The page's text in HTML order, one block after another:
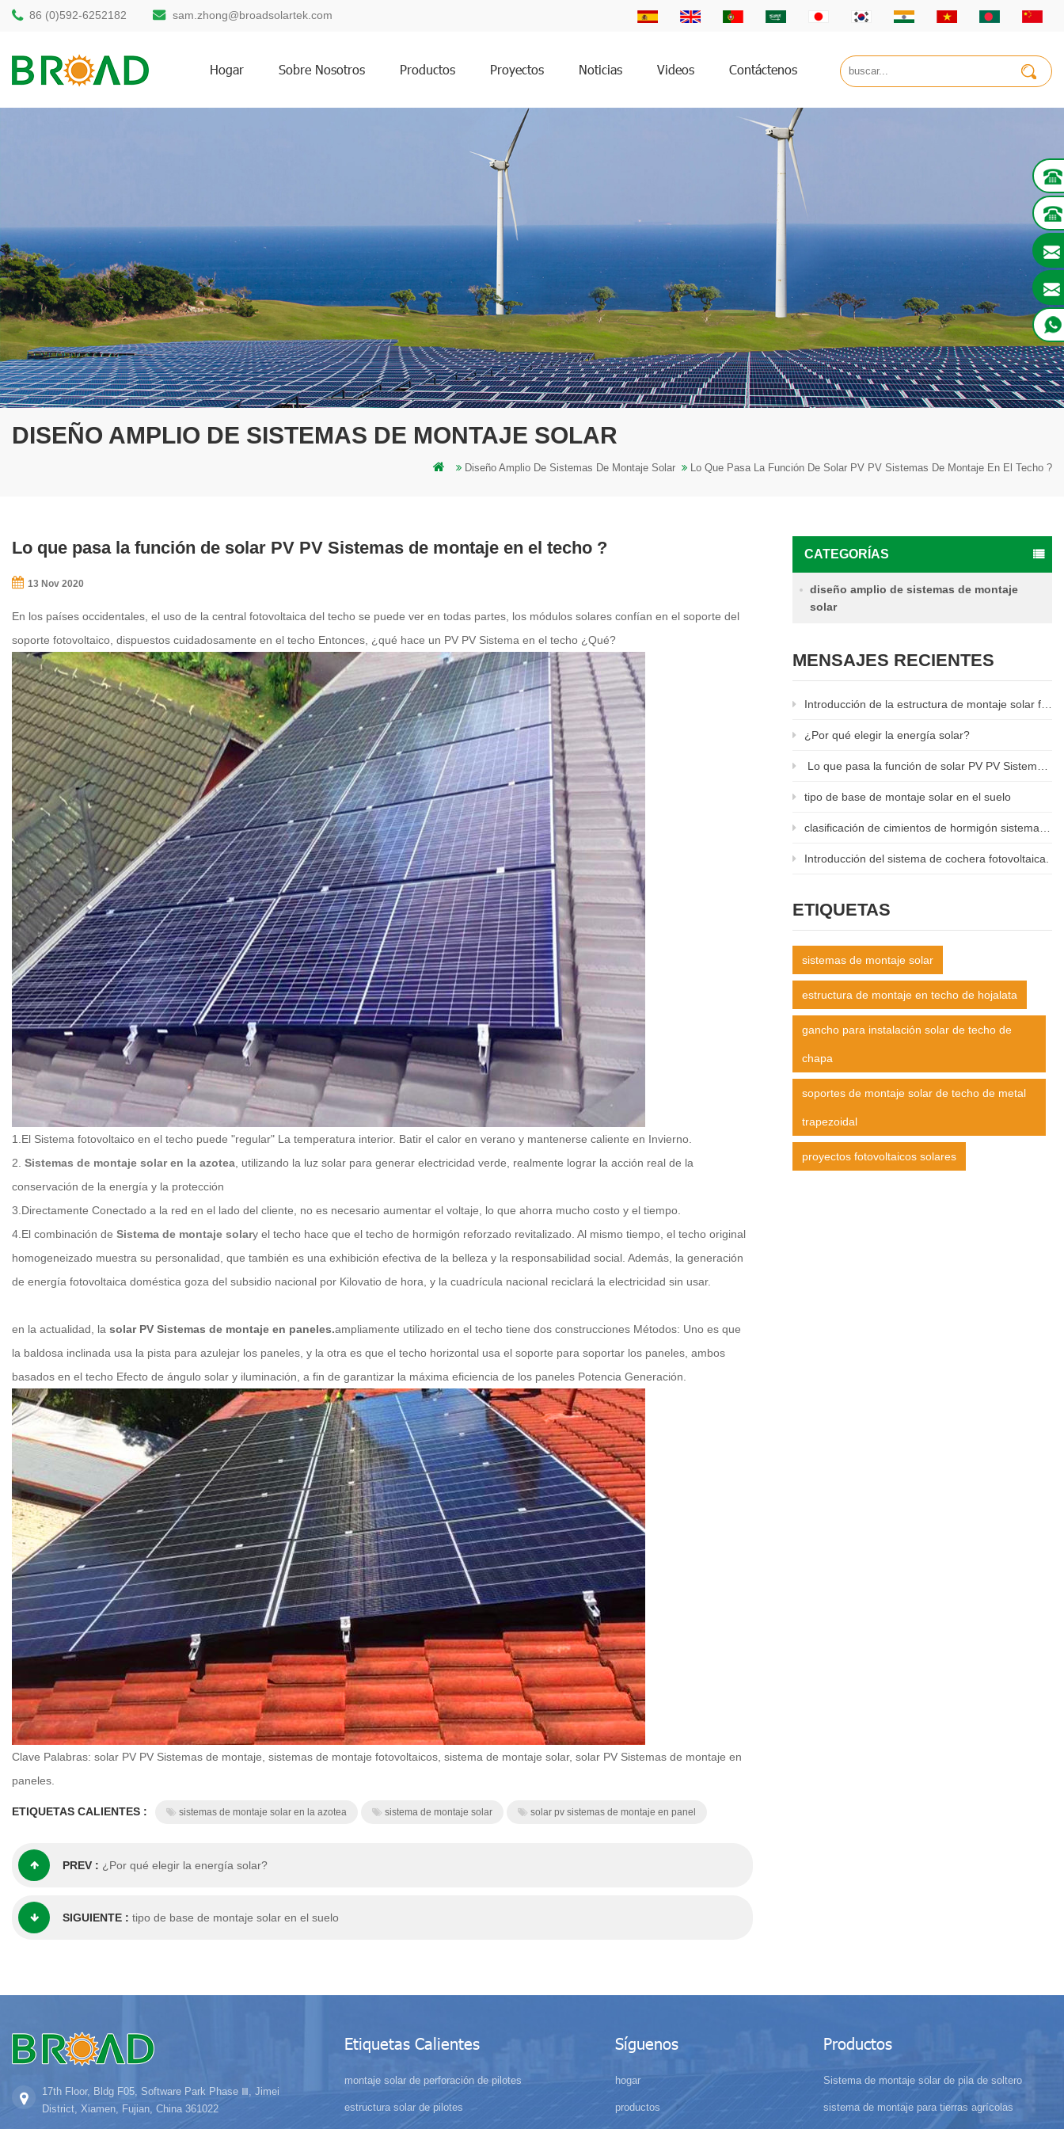
86 (0)592-6252182 sam.zhong@broadsolartek.com
Hogar Sobre Nosotros Productos Proyectos Noticias Videos Contáctenos
DISEÑO AMPLIO DE SISTEMAS DE MONTAJE SOLAR
Diseño Amplio De Sistemas De Montaje Solar Lo Que Pasa La Función De Solar PV PV Sistemas De Montaje En El Techo ?
Lo que pasa la función de solar PV PV Sistemas de montaje en el techo ?
13 Nov 2020
En los países occidentales, el uso de la central fotovoltaica del techo se puede ver en todas partes, los módulos solares confían en el soporte del
soporte fotovoltaico, dispuestos cuidadosamente en el techo Entonces, ¿qué hace un PV PV Sistema en el techo ¿Qué?
1.El Sistema fotovoltaico en el techo puede "regular" La temperatura interior. Batir el calor en verano y mantenerse caliente en Invierno.
2. Sistemas de montaje solar en la azotea, utilizando la luz solar para generar electricidad verde, realmente lograr la acción real de la
conservación de la energía y la protección
3.Directamente Conectado a la red en el lado del cliente, no es necesario aumentar el voltaje, lo que ahorra mucho costo y el tiempo.
4.El combinación de Sistema de montaje solary el techo hace que el techo de hormigón reforzado revitalizado. Al mismo tiempo, el techo original
homogeneizado muestra su personalidad, que también es una exhibición efectiva de la belleza y la responsabilidad social. Además, la generación
de energía fotovoltaica doméstica goza del subsidio nacional por Kilovatio de hora, y la cuadrícula nacional reciclará la electricidad sin usar.
en la actualidad, la solar PV Sistemas de montaje en paneles.ampliamente utilizado en el techo tiene dos construcciones Métodos: Uno es que
la baldosa inclinada usa la pista para azulejar los paneles, y la otra es que el techo horizontal usa el soporte para soportar los paneles, ambos
basados ​​en el techo Efecto de ángulo solar y iluminación, a fin de garantizar la máxima eficiencia de los paneles Potencia Generación.
Clave Palabras: solar PV PV Sistemas de montaje, sistemas de montaje fotovoltaicos, sistema de montaje solar, solar PV Sistemas de montaje en
paneles.
ETIQUETAS CALIENTES : sistemas de montaje solar en la azotea sistema de montaje solar solar pv sistemas de montaje en panel
PREV : ¿Por qué elegir la energía solar?
SIGUIENTE : tipo de base de montaje solar en el suelo
CATEGORÍAS
diseño amplio de sistemas de montaje
solar
MENSAJES RECIENTES
Introducción de la estructura de montaje solar fija.
¿Por qué elegir la energía solar?
Lo que pasa la función de solar PV PV Sistemas de montaje en el techo ?
tipo de base de montaje solar en el suelo
clasificación de cimientos de hormigón sistemas fotovoltaicos montados en el suelo
Introducción del sistema de cochera fotovoltaica.
ETIQUETAS
sistemas de montaje solar
estructura de montaje en techo de hojalata
gancho para instalación solar de techo de
chapa
soportes de montaje solar de techo de metal
trapezoidal
proyectos fotovoltaicos solares
17th Floor, Bldg F05, Software Park Phase Ⅲ, Jimei
District, Xiamen, Fujian, China 361022
Etiquetas Calientes
montaje solar de perforación de pilotes
estructura solar de pilotes
Síguenos
hogar
productos
Productos
Sistema de montaje solar de pila de soltero
sistema de montaje para tierras agrícolas